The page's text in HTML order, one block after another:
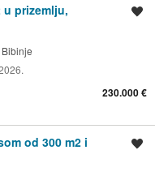
u prizemlju,
230.000 €
od 300 m2 i